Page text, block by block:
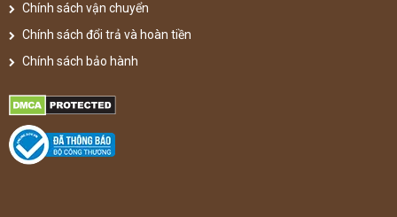
Chính sách vận chuyển
Chính sách đổi trả và hoàn tiền
Chính sách bảo hành